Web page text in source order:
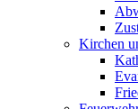
Kirchen